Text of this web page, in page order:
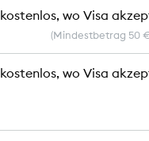
kostenlos, wo Visa
(Mindestbetrag 50
kostenlos, wo Visa